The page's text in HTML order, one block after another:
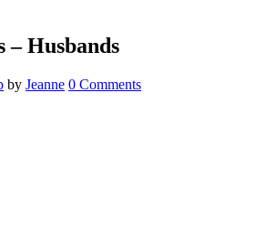
– Husbands
by Jeanne 0 Comments